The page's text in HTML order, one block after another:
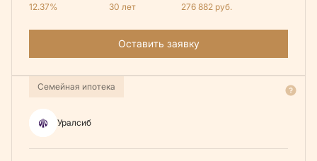
12.37%
30 лет
276 882 руб.
Оставить заявку
Семейная ипотека
Уралсиб